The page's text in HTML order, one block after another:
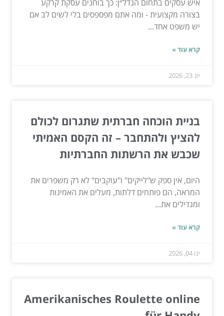
איש עסקים בתחום הנדל״ן: כך בוחנים עסקת קרקע
בצורה מקצועית - ומה אתם מפספסים בלי לשים לב אם
יש משפט אחד...
קרא עוד »
יונ 23, 2026
בניית הוכחה חברתית שתגרום לכולם
להציץ ולהתחבר – זה הקסם האמיתי
שכבש את הרשתות החברתיות
היום, אין ספק ש"לייקים" ו"עוקבים" לא רק משפרים את
המראה, הם פותחים דלתות, מעלים את האמינות
ומגדילים את...
קרא עוד »
ינו 04, 2026
Amerikanisches Roulette online